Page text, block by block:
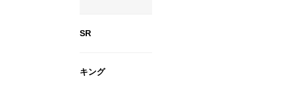
SR
キング